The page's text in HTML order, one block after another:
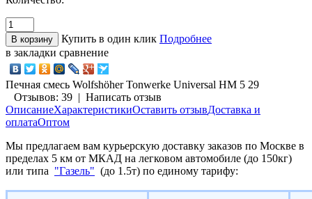
Купить в один клик Подробнее
в закладки сравнение
Печная смесь Wolfshöher Tonwerke Universal HM 5 29
Отзывов: 39 | Написать отзыв
ОписаниеХарактеристикиОставить отзывДоставка и
оплатаОптом
Мы предлагаем вам курьерскую доставку заказов по Москве в
пределах 5 км от МКАД на легковом автомобиле (до 150кг)
или типа "Газель" (до 1.5т) по единому тарифу: